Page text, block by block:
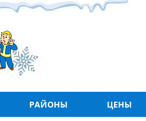
РАЙОНЫ ЦЕНЫ